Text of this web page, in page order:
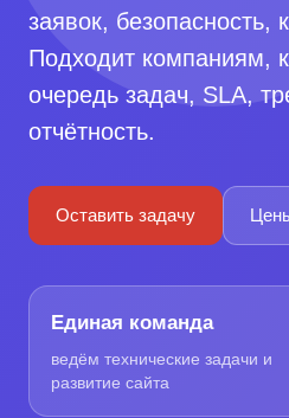
заявок, безопасность,
Подходит компаниям,
очередь задач, SLA,
отчётность.
Оставить задачу
Единая команда
ведём технические задачи и
развитие сайта